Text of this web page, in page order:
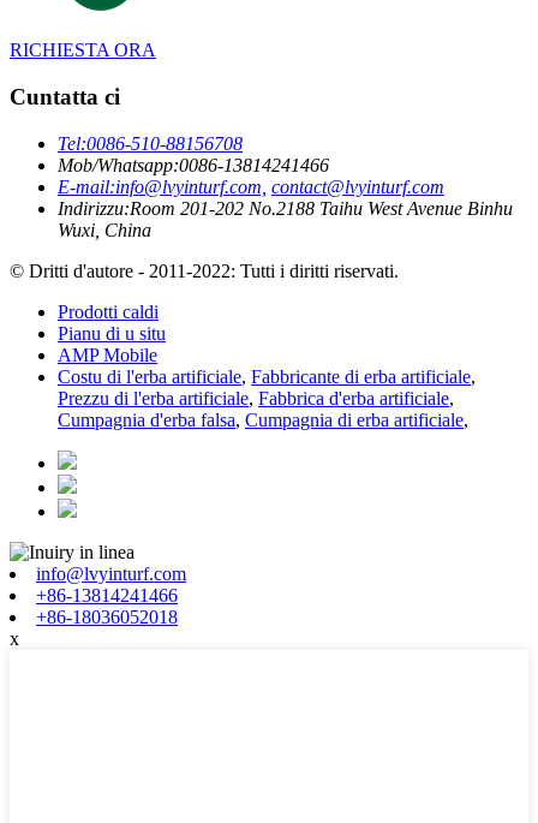
RICHIESTA ORA
Cuntatta ci
Tel:0086-510-88156708
Mob/Whatsapp:0086-13814241466
E-mail:info@lvyinturf.com, contact@lvyinturf.com
Indirizzu:Room 201-202 No.2188 Taihu West Avenue Binhu
Wuxi, China
© Dritti d'autore - 2011-2022: Tutti i diritti riservati.
Prodotti caldi
Pianu di u situ
AMP Mobile
Costu di l'erba artificiale, Fabbricante di erba artificiale,
Prezzu di l'erba artificiale, Fabbrica d'erba artificiale,
Cumpagnia d'erba falsa, Cumpagnia di erba artificiale,
info@lvyinturf.com
+86-13814241466
+86-18036052018
x